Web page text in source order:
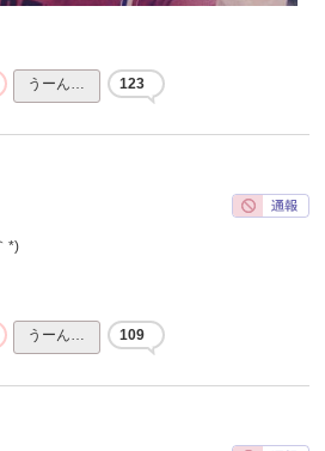
うーん… 123
*)
うーん… 109